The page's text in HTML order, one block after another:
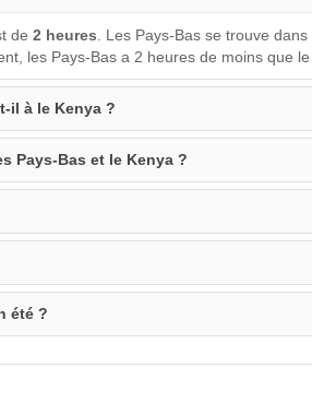
de 2 heures . Les Pays-Bas se trouve
les Pays-Bas a 2 heures de moins que le
il à le Kenya ?
Pays-Bas et le Kenya ?
été ?